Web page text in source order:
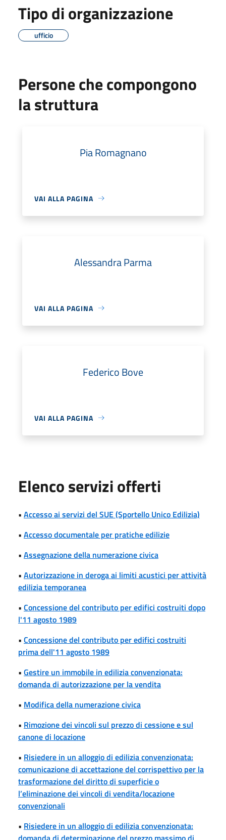
Tipo di organizzazione
ufficio
Persone che compongono
la struttura
Pia Romagnano
VAI ALLA PAGINA
Alessandra Parma
VAI ALLA PAGINA
Federico Bove
VAI ALLA PAGINA
Elenco servizi offerti
• Accesso ai servizi del SUE (Sportello Unico Edilizia)
• Accesso documentale per pratiche edilizie
• Assegnazione della numerazione civica
• Autorizzazione in deroga ai limiti acustici per attività
edilizia temporanea
• Concessione del contributo per edifici costruiti dopo
l'11 agosto 1989
• Concessione del contributo per edifici costruiti
prima dell'11 agosto 1989
• Gestire un immobile in edilizia convenzionata:
domanda di autorizzazione per la vendita
• Modifica della numerazione civica
• Rimozione dei vincoli sul prezzo di cessione e sul
canone di locazione
• Risiedere in un alloggio di edilizia convenzionata:
comunicazione di accettazione del corrispettivo per la
trasformazione del diritto di superficie o
l’eliminazione dei vincoli di vendita/locazione
convenzionali
• Risiedere in un alloggio di edilizia convenzionata: